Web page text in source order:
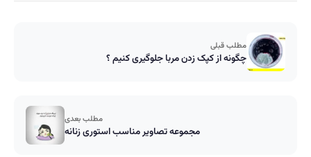
مطلب قبلی
چگونه از کپک زدن مربا جلوگیری کنیم ؟
مطلب بعدی
مجموعه تصاویر مناسب استوری زنانه